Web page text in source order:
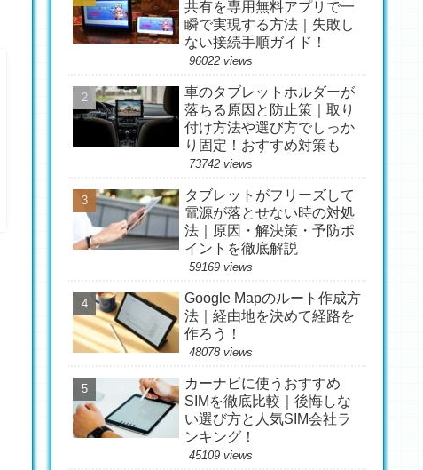
共有を専用無料アプリで一
瞬で実現する方法｜失敗し
ない接続手順ガイド！
96022 views
車のタブレットホルダーが
落ちる原因と防止策｜取り
付け方法や選び方でしっか
り固定！おすすめ対策も
73742 views
タブレットがフリーズして
電源が落とせない時の対処
法｜原因・解決策・予防ポ
イントを徹底解説
59169 views
Google Mapのルート作成方
法｜経由地を決めて経路を
作ろう！
48078 views
カーナビに使うおすすめ
SIMを徹底比較｜後悔しな
い選び方と人気SIM会社ラ
ンキング！
45109 views